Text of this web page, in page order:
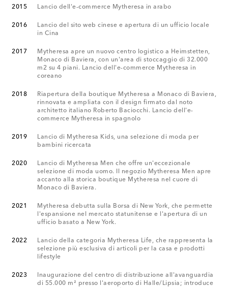
2015 Lancio dell'e-commerce Mytheresa in arabo
2016
Lancio del sito web cinese e apertura di un ufficio locale
in Cina
2017
Mytheresa apre un nuovo centro logistico a Heimstetten,
Monaco di Baviera, con un'area di stoccaggio di 32.000
m2 su 4 piani. Lancio dell'e-commerce Mytheresa in
coreano
2018
Riapertura della boutique Mytheresa a Monaco di Baviera,
rinnovata e ampliata con il design firmato dal noto
architetto italiano Roberto Baciocchi. Lancio dell'e-
commerce Mytheresa in spagnolo
2019
Lancio di Mytheresa Kids, una selezione di moda per
bambini ricercata
2020
Lancio di Mytheresa Men che offre un'eccezionale
selezione di moda uomo. Il negozio Mytheresa Men apre
accanto alla storica boutique Mytheresa nel cuore di
Monaco di Baviera.
2021
Mytheresa debutta sulla Borsa di New York, che permette
l'espansione nel mercato statunitense e l'apertura di un
ufficio basato a New York.
2022
Lancio della categoria Mytheresa Life, che rappresenta la
selezione più esclusiva di articoli per la casa e prodotti
lifestyle
2023
Inaugurazione del centro di distribuzione all'avanguardia
di 55.000 m² presso l'aeroporto di Halle/Lipsia; introduce